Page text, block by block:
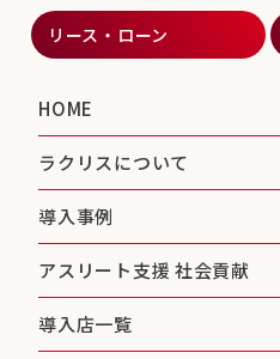
リース・ローン
HOME
ラクリスについて
導入事例
アスリート支援 社会貢献
導入店一覧